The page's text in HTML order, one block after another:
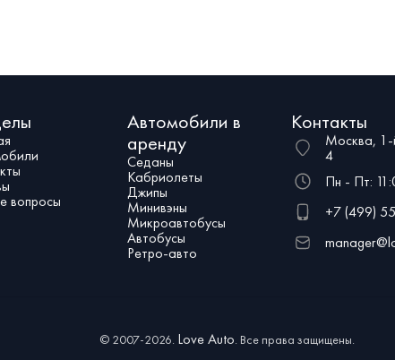
вопросы
Автомобили в
аренду
Седаны
Кабриолеты
Джипы
Минивэны
Микроавтобусы
Автобусы
Ретро-авто
Контакты
Москва, 1-
4
Пн - Пт:
+7 (499)
© 2007-2026. Love Auto . Все права защищены.